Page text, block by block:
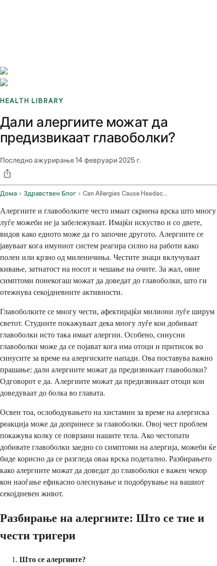
HEALTH LIBRARY
Дали алергиите можат да
предизвикаат главоболки?
Последно ажурирање14 февруари 2025 г.
Дома Здравствен Блог Can Allergies Cause Headaches
Алергиите и главоболките често имаат скриена врска што многу
луѓе можеби не ја забележуваат. Имајќи искуство и со двете,
видов како едното може да го започне другото. Алергиите се
јавуваат кога имуниот систем реагира силно на работи како
полен или крзно од миленичиња. Честите знаци вклучуваат
кивање, затнатост на носот и чешање на очите. За жал, овие
симптоми понекогаш можат да доведат до главоболки, што ги
отежнува секојдневните активности.
Главоболките се многу чести, афектирајќи милиони луѓе ширум
светот. Студиите покажуваат дека многу луѓе кои добиваат
главоболки исто така имаат алергии. Особено, синусни
главоболки може да се појават кога има отоци и притисок во
синусите за време на алергиските напади. Ова поставува важно
прашање: дали алергиите можат да предизвикаат главоболки?
Одговорот е да. Алергиите можат да предизвикаат отоци кои
доведуваат до болка во главата.
Освен тоа, ослободувањето на хистамин за време на алергиска
реакција може да допринесе за главоболки. Овој чест проблем
покажува колку се поврзани нашите тела. Ако честопати
добивате главоболки заедно со симптоми на алергија, можеби ќе
биде корисно да се разгледа оваа врска подетално. Разбирањето
како алергиите можат да доведат до главоболки е важен чекор
кон наоѓање ефикасно олеснување и подобрување на вашиот
секојдневен живот.
Разбирање на алергиите: Што се тие и
чести тригери
Што се алергиите?